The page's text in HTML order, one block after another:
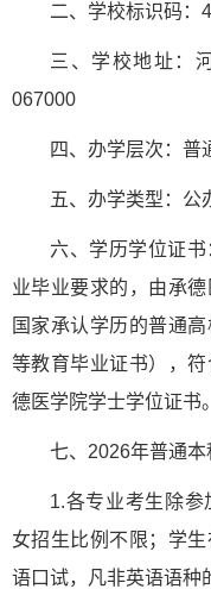
二、学校标识码：
三、学校地址：
067000
四、办学层次：普
五、办学类型：公
六、学历学位证
业毕业要求的，由承
国家承认学历的普通
等教育毕业证书），
德医学院学士学位证书。
七、2026年普通本
1.各专业考生除参
女招生比例不限；学
语口试，凡非英语语种